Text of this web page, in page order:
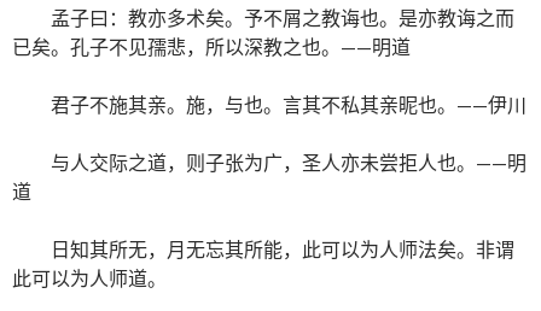
孟子曰：教亦多术矣。予不屑之教诲也。是亦教诲之而
已矣。孔子不见孺悲，所以深教之也。——明道
君子不施其亲。施，与也。言其不私其亲昵也。——伊川
与人交际之道，则子张为广，圣人亦未尝拒人也。——明
道
日知其所无，月无忘其所能，此可以为人师法矣。非谓
此可以为人师道。